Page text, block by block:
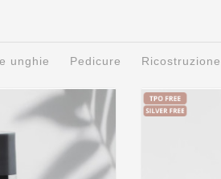
unghie Pedicure